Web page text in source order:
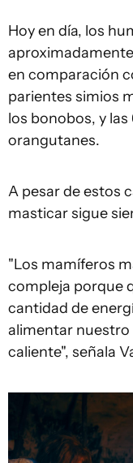
Hoy en día, los
en comparación
parientes simios
los bonobos, y las
orangutanes.
A pesar de estos
masticar sigue
"Los mamíferos
compleja porque
cantidad de
alimentar
caliente", señala